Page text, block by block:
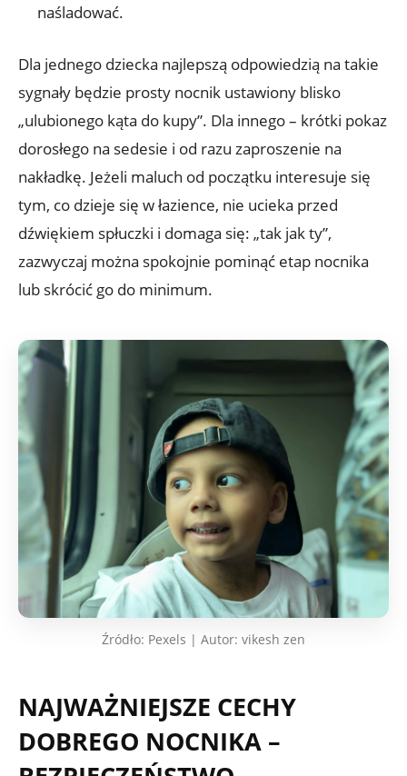
naśladować.
Dla jednego dziecka najlepszą odpowiedzią na takie
sygnały będzie prosty nocnik ustawiony blisko
„ulubionego kąta do kupy”. Dla innego – krótki pokaz
dorosłego na sedesie i od razu zaproszenie na
nakładkę. Jeżeli maluch od początku interesuje się
tym, co dzieje się w łazience, nie ucieka przed
dźwiękiem spłuczki i domaga się: „tak jak ty”,
zazwyczaj można spokojnie pominąć etap nocnika
lub skrócić go do minimum.
Źródło: Pexels | Autor: vikesh zen
NAJWAŻNIEJSZE CECHY
DOBREGO NOCNIKA –